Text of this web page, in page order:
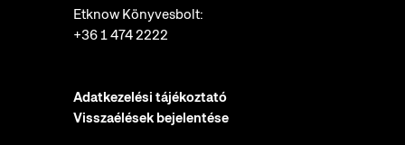
Etknow Könyvesbolt:
+36 1 474 2222
Adatkezelési tájékoztató
Visszaélések bejelentése